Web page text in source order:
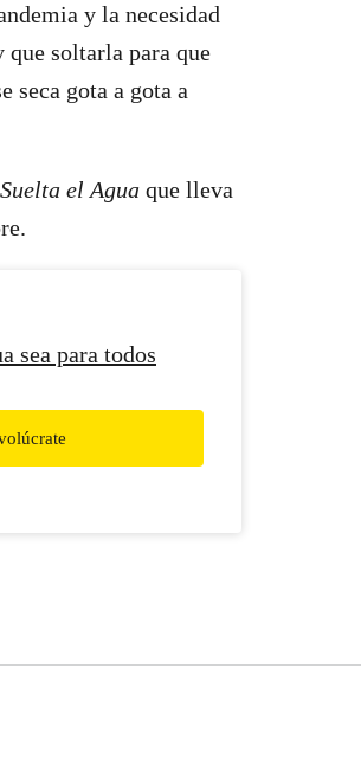
y la necesidad
que soltarla para que
seca gota a gota a
Suelta el Agua que lleva
sea para todos